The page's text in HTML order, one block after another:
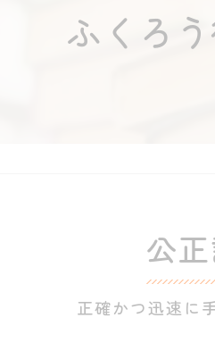
ふくろ
公
正確かつ迅速に